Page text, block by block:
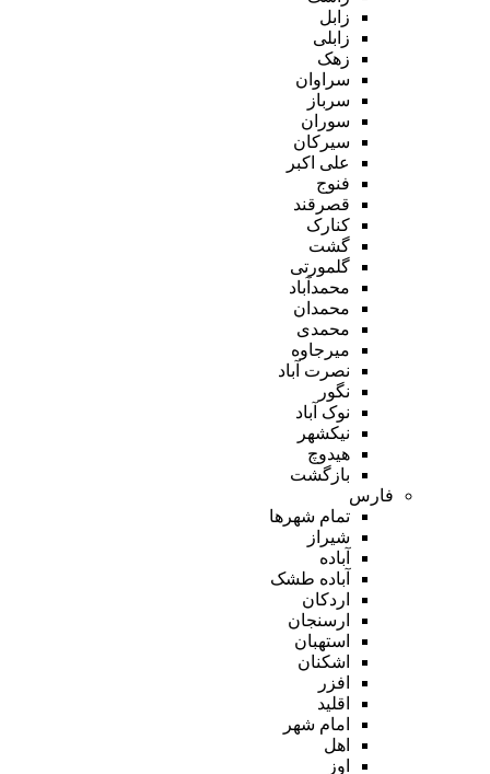
زابل
زابلی
زهک
سراوان
سرباز
سوران
سیرکان
علی اکبر
فنوج
قصرقند
کنارک
گشت
گلمورتی
محمدآباد
محمدان
محمدی
میرجاوه
نصرت آباد
نگور
نوک آباد
نیکشهر
هیدوچ
بازگشت
فارس
تمام شهر‌ها
شیراز
آباده
آباده طشک
اردکان
ارسنجان
استهبان
اشکنان
افزر
اقلید
امام شهر
اهل
اوز